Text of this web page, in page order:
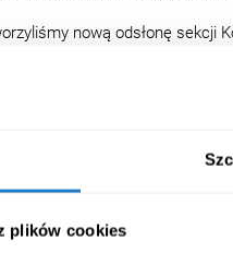
plików cookies
nową odsłonę sekcji
od operatorów kart
w odniesieniu do